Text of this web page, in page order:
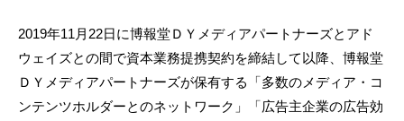
2019年11月22日に博報堂ＤＹメディアパートナーズとアド
ウェイズとの間で資本業務提携契約を締結して以降、博報堂
ＤＹメディアパートナーズが保有する「多数のメディア・コ
ンテンツホルダーとのネットワーク」「広告主企業の広告効